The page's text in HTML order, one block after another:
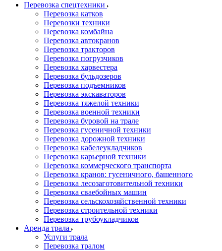
Перевозка спецтехники
Перевозка катков
Перевозки техники
Перевозка комбайна
Перевозка автокранов
Перевозка тракторов
Перевозка погрузчиков
Перевозка харвестера
Перевозка бульдозеров
Перевозка подъемников
Перевозка экскаваторов
Перевозка тяжелой техники
Перевозка военной техники
Перевозка буровой на трале
Перевозка гусеничной техники
Перевозка дорожной техники
Перевозка кабелеукладчиков
Перевозка карьерной техники
Перевозка коммерческого транспорта
Перевозка кранов: гусеничного, башенного
Перевозка лесозаготовительной техники
Перевозка сваебойных машин
Перевозка сельскохозяйственной техники
Перевозка строительной техники
Перевозка трубоукладчиков
Аренда трала
Услуги трала
Перевозка тралом